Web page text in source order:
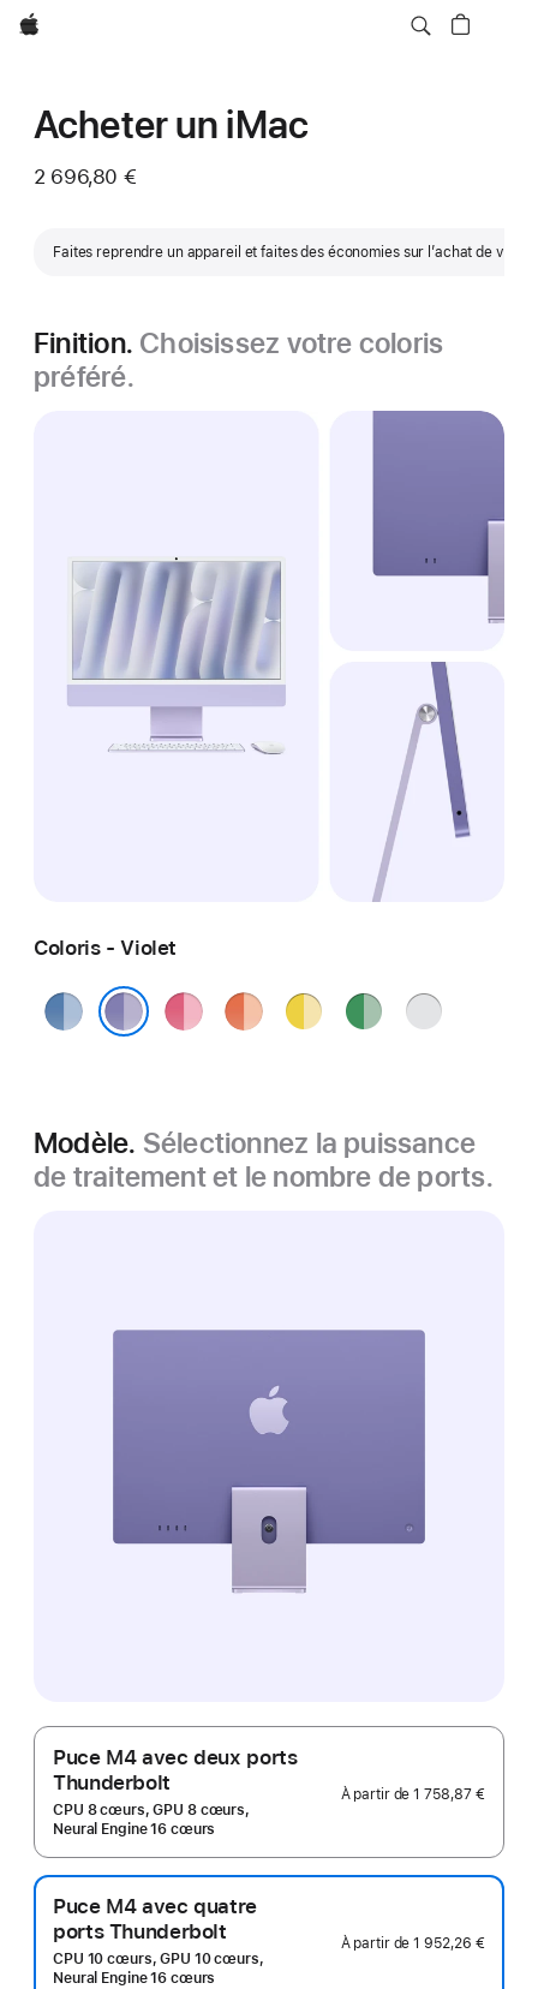
Apple
Acheter un iMac
2 696,80 €
Faites reprendre un appareil et faites des économies sur l’achat de votre
Finition. Choisissez votre coloris
préféré.
Coloris - Violet
Bleu Rose OrangeJaune Vert Argent
Modèle. Sélectionnez la puissance
de traitement et le nombre de ports.
Puce M4 avec deux ports
Thunderbolt
CPU 8 cœurs, GPU 8 cœurs,
Neural Engine 16 cœurs
À partir de1 758,87 €
Puce M4 avec quatre
ports Thunderbolt
CPU 10 cœurs, GPU 10 cœurs,
Neural Engine 16 cœurs
À partir de1 952,26 €